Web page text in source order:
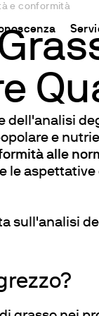
Sistemi rapidi
Cartine
Quantofix
Strisce
Cartine
Nanocolor
Agitazione
Agitazione e
Miscelazione
Torbidità
e
Kjeldahl
Dumas
your products
Ermes Cloud
Abilitati
e conformità
dell'analisi
e
alle
le aspettative
sull'analisi